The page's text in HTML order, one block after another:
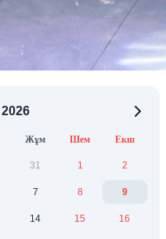
2026
Жұм Шем Екш
31 1 2
7 8 9
14 15 16